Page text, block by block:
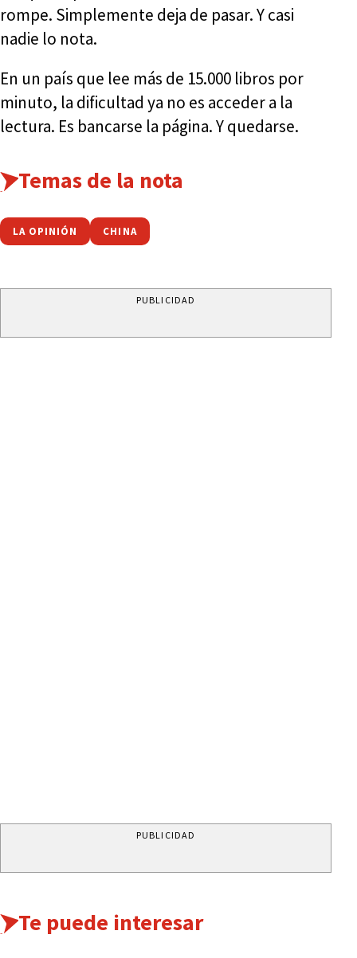
rompe. Simplemente deja de pasar. Y casi
nadie lo nota.
En un país que lee más de 15.000 libros por
minuto, la dificultad ya no es acceder a la
lectura. Es bancarse la página. Y quedarse.
Temas de la nota
LA OPINIÓN CHINA
PUBLICIDAD
PUBLICIDAD
Te puede interesar